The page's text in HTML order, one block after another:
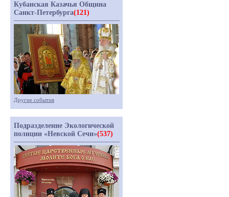
Кубанская Казачья Община
Санкт-Петербурга(121)
Другие события
Подразделение Экологической
полиции «Невской Сечи»(537)